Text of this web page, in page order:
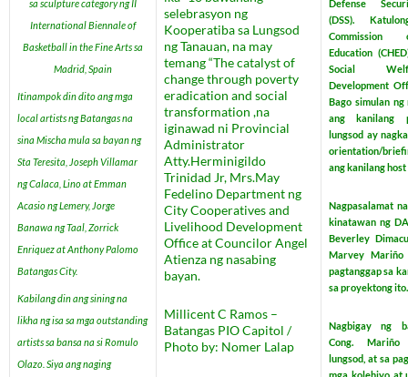
sa sculpture category ng II
International Biennale of
Basketball in the Fine Arts sa
Madrid, Spain
Itinampok din dito ang mga
local artists ng Batangas na
sina Mischa mula sa bayan ng
Sta Teresita, Joseph Villamar
ng Calaca, Lino at Emman
Acasio ng Lemery, Jorge
Banawa ng Taal, Zorrick
Enriquez at Anthony Palomo
Batangas City.
Kabilang din ang sining na
likha ng isa sa mga outstanding
artists sa bansa na si Romulo
Olazo. Siya ang naging
selebrasyon ng
Kooperatiba sa Lungsod
ng Tanauan, na may
temang “The catalyst of
change through poverty
eradication and social
transformation ,na
iginawad ni Provincial
Administrator
Atty.Herminigildo
Trinidad Jr, Mrs.May
Fedelino Department ng
City Cooperatives and
Livelihood Development
Office at Councilor Angel
Atienza ng nasabing
bayan.
Millicent C Ramos –
Batangas PIO Capitol /
Photo by: Nomer Lalap
Defense
(DSS).
Education
Social
Development
Bago simulan ng
ang kanilang
lungsod ay
orientation/
ang kanilang
Nagpasalamat
kinatawan ng
Beverley
Marvey
pagtanggap sa
sa proyektong ito.
Nagbigay ng
Cong.
lungsod, at sa